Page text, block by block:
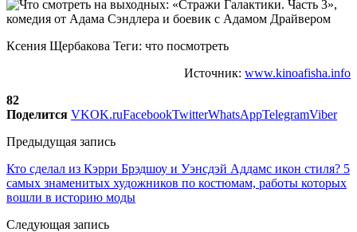
Ксения Щербакова Теги: что посмотреть
Источник: www.kinoafisha.info
82
Поделится VKOK.ruFacebookTwitterWhatsAppTelegramViber
Предыдущая запись
Кто сделал из Кэрри Брэдшоу и Уэнсдэй Аддамс икон стиля? 5
самых знаменитых художников по костюмам, работы которых
вошли в историю моды
Следующая запись